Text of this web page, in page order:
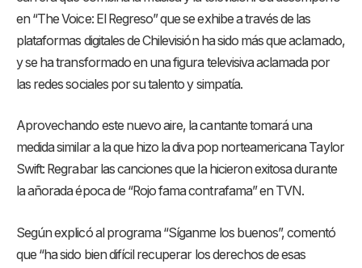
en “The Voice: El Regreso” que se exhibe a través de las
plataformas digitales de Chilevisión ha sido más que aclamado,
y se ha transformado en una figura televisiva aclamada por
las redes sociales por su talento y simpatía.
Aprovechando este nuevo aire, la cantante tomará una
medida similar a la que hizo la diva pop norteamericana Taylor
Swift: Regrabar las canciones que la hicieron exitosa durante
la añorada época de “Rojo fama contrafama” en TVN.
Según explicó al programa “Síganme los buenos”, comentó
que “ha sido bien difícil recuperar los derechos de esas